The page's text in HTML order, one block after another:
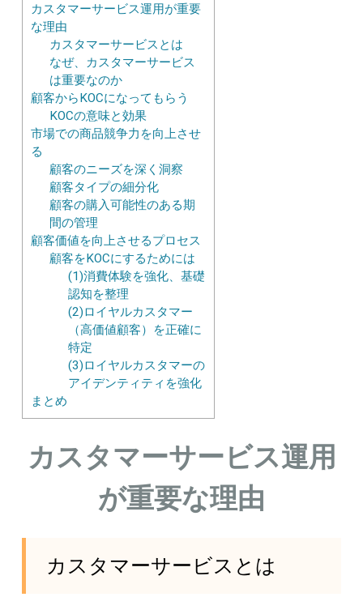
カスタマーサービス運用が重要
な理由
カスタマーサービスとは
なぜ、カスタマーサービス
は重要なのか
顧客からKOCになってもらう
KOCの意味と効果
市場での商品競争力を向上させ
る
顧客のニーズを深く洞察
顧客タイプの細分化
顧客の購入可能性のある期
間の管理
顧客価値を向上させるプロセス
顧客をKOCにするためには
(1)消費体験を強化、基礎
認知を整理
(2)ロイヤルカスタマー
（高価値顧客）を正確に
特定
(3)ロイヤルカスタマーの
アイデンティティを強化
まとめ
カスタマーサービス運用
が重要な理由
カスタマーサービスとは